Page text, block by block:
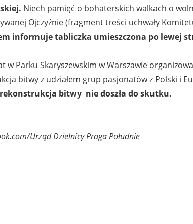
Niech pamięć o bohaterskich walkach o
Ojczyźnie (fragment treści uchwały
informuje tabliczka umieszczona po lewej
w Parku Skaryszewskim w Warszawie
bitwy z udziałem grup pasjonatów z Polski i
rekonstrukcja bitwy nie doszła do skutku.
Urząd Dzielnicy Praga Południe